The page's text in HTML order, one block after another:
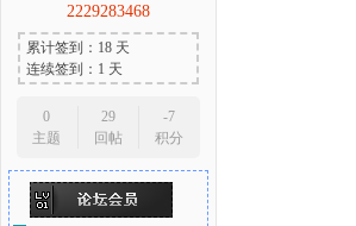
2229283468
累计签到：18 天
连续签到：1 天
0
主题
29
回帖
-7
积分